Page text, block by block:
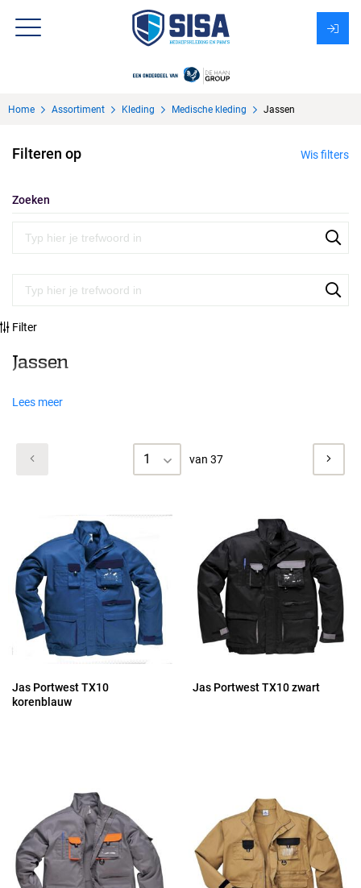
Over Sisa
KMS
Uitzendbureau?
Home Assortiment Kleding Medische kleding Jassen
Filteren op Wis filters
Zoeken
Filter
Jassen
Lees meer
1 van 37
Jas Portwest TX10
korenblauw
Jas Portwest TX10 zwart